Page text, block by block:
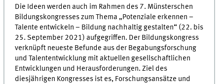
Die Ideen werden auch im Rahmen des 7. Münsterschen
Bildungskongresses zum Thema „Potenziale erkennen –
Talente entwickeln – Bildung nachhaltig gestalten“ (22. bis
25. September 2021) aufgegriffen. Der Bildungskongress
verknüpft neueste Befunde aus der Begabungsforschung
und Talententwicklung mit aktuellen gesellschaftlichen
Entwicklungen und Herausforderungen. Ziel des
diesjährigen Kongresses ist es, Forschungsansätze und